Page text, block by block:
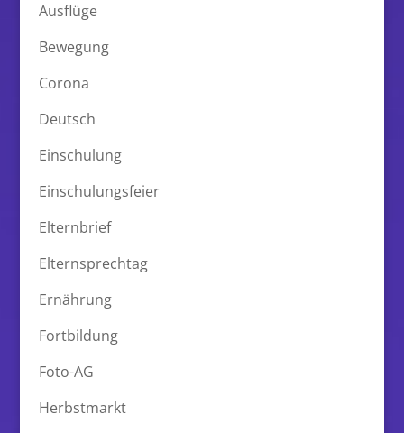
Ausflüge
Bewegung
Corona
Deutsch
Einschulung
Einschulungsfeier
Elternbrief
Elternsprechtag
Ernährung
Fortbildung
Foto-AG
Herbstmarkt